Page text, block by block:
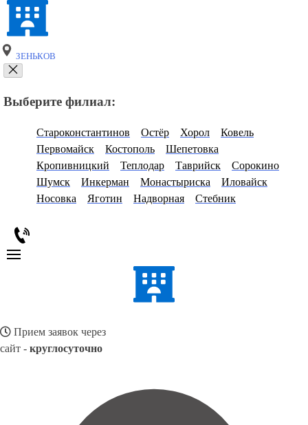
ЗЕНЬКОВ
Выберите филиал:
Староконстантинов Остёр Хорол
Ковель
Первомайск
Костополь
Шепетовка
Кропивницкий
Теплодар Таврийск
Сорокино
Шумск
Инкерман Монастыриска
Иловайск
Носовка
Яготин Надворная Стебник
Прием заявок через
сайт - круглосуточно